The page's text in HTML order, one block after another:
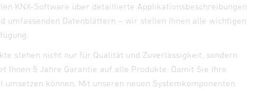
KNX-Software über detaillierte Applikationsbeschreibungen
umfassenden Datenblättern – wir stellen Ihnen alle wichtigen
stehen nicht nur für Qualität und Zuverlässigkeit, sondern
Ihnen 5 Jahre Garantie auf alle Produkte. Damit Sie Ihre
können. Mit unseren neuen Systemkomponenten